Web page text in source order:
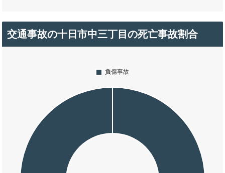
交通事故の十日市中三丁目の死亡事故割合